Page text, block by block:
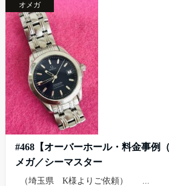
オメガ
#468【オーバーホール・料金事例
メガ／シーマスター
（埼玉県 K様よりご依頼） ...